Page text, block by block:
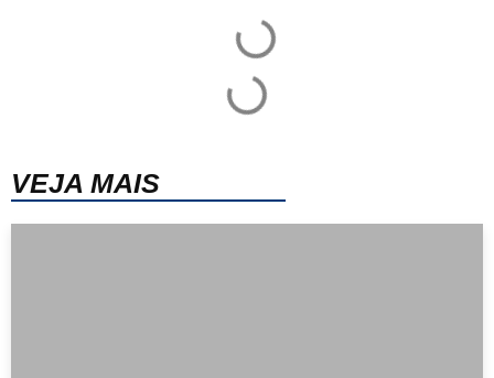
VEJA MAIS